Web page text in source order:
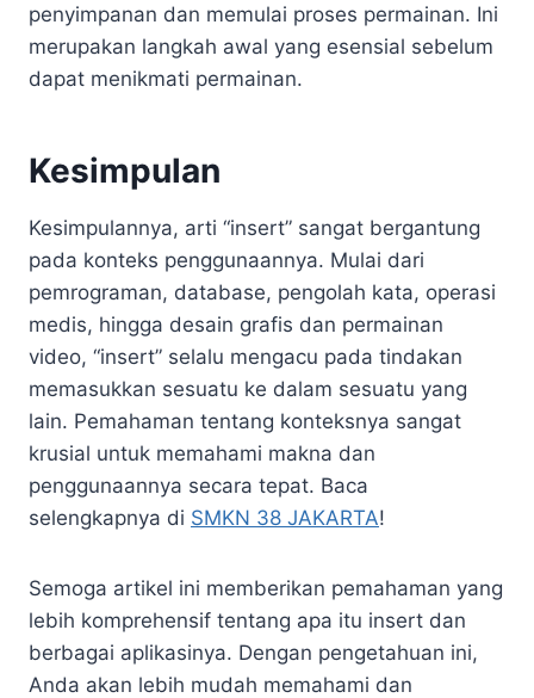
penyimpanan dan memulai proses permainan. Ini
merupakan langkah awal yang esensial sebelum
dapat menikmati permainan.
Kesimpulan
Kesimpulannya, arti “insert” sangat bergantung
pada konteks penggunaannya. Mulai dari
pemrograman, database, pengolah kata, operasi
medis, hingga desain grafis dan permainan
video, “insert” selalu mengacu pada tindakan
memasukkan sesuatu ke dalam sesuatu yang
lain. Pemahaman tentang konteksnya sangat
krusial untuk memahami makna dan
penggunaannya secara tepat. Baca
selengkapnya di SMKN 38 JAKARTA!
Semoga artikel ini memberikan pemahaman yang
lebih komprehensif tentang apa itu insert dan
berbagai aplikasinya. Dengan pengetahuan ini,
Anda akan lebih mudah memahami dan